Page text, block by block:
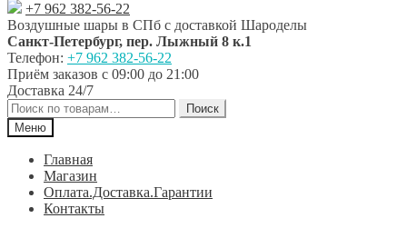
+7 962 382-56-22
Воздушные шары в СПб с доставкой Шароделы
Санкт-Петербург, пер. Лыжный 8 к.1
Телефон: +7 962 382-56-22
Приём заказов с 09:00 до 21:00
Доставка 24/7
Искать:
Поиск
Меню
Главная
Магазин
Оплата.Доставка.Гарантии
Контакты